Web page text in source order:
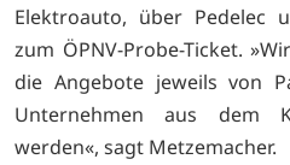
Elektroauto, über Pedelec
zum ÖPNV-Probe-Ticket.
die Angebote jeweils von
Unternehmen aus dem
werden«, sagt Metzemacher.